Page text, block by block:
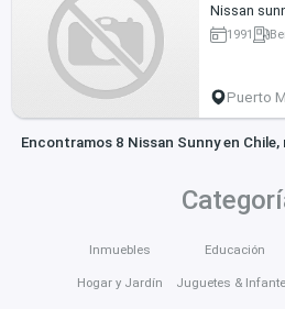
Nissan
1991
Puerto
Encontramos 8 Nissan Sunny en
Inmuebles
Hogar y Jardín
Educación
Juguetes &